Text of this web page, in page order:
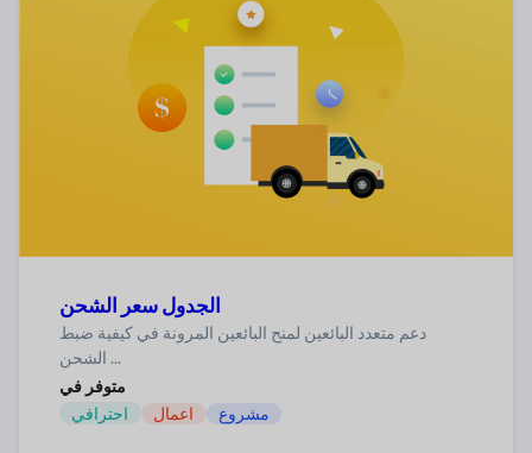
الجدول سعر الشحن
دعم متعدد البائعين لمنح البائعين المرونة في كيفية ضبط
الشحن ...
متوفر في
احترافي
اعمال مشروع